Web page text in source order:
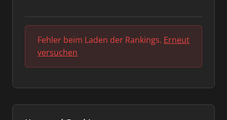
Fehler beim Laden der Rankings. Erneut
versuchen